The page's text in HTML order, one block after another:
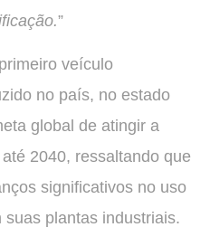
”
veículo
no país, no estado
global de atingir a
2040, ressaltando que
significativos no uso
plantas industriais.